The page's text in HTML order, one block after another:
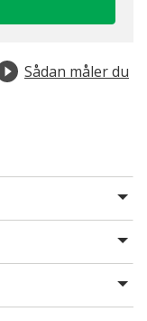
Sådan måler du